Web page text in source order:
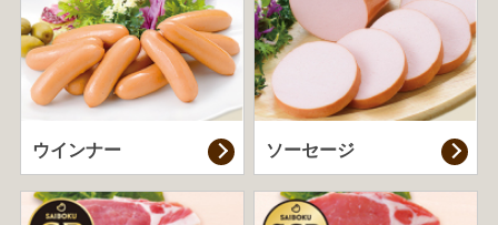
ウインナー ソーセージ